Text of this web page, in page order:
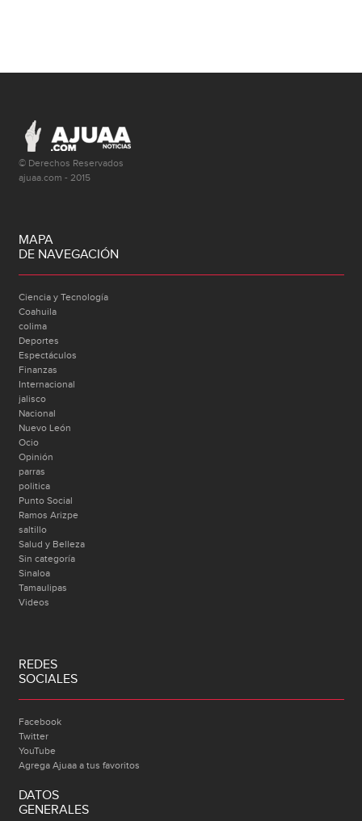
© Derechos Reservados
ajuaa.com - 2015
MAPA
DE NAVEGACIÓN
Ciencia y Tecnología
Coahuila
colima
Deportes
Espectáculos
Finanzas
Internacional
jalisco
Nacional
Nuevo León
Ocio
Opinión
parras
politica
Punto Social
Ramos Arizpe
saltillo
Salud y Belleza
Sin categoría
Sinaloa
Tamaulipas
Videos
REDES
SOCIALES
Facebook
Twitter
YouTube
Agrega Ajuaa a tus favoritos
DATOS
GENERALES